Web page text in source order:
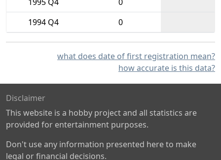
1994 Q4
0
what does date of first registration mean?
how accurate is this data?
Disclaimer
This website is a hobby project and all statistics are
provided for entertainment purposes.
Don't use any information presented here to make
legal or financial decisions.